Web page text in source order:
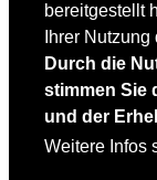
bereitgestellt
Ihrer
Durch die
stimmen Sie
und der
Weitere Infos
EQUIPMENT